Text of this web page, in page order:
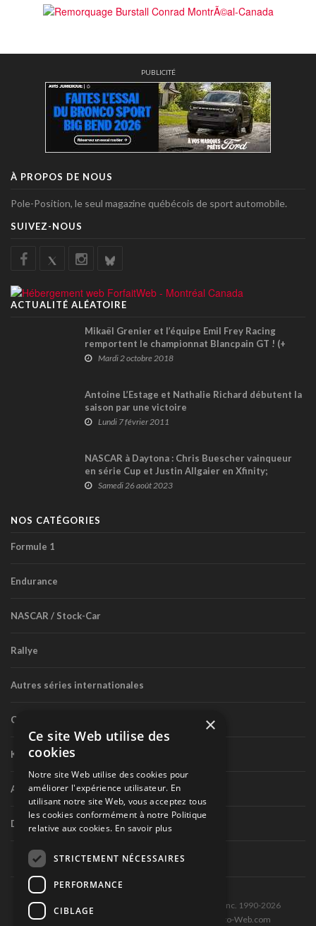
PUBLICITÉ
À PROPOS DE NOUS
Pole-Position, le seul magazine québécois de sport automobile.
SUIVEZ-NOUS
ACTUALITÉ ALÉATOIRE
Mikaël Grenier et l’équipe Emil Frey Racing
remportent le championnat Blancpain GT ! (+
vidéo)Mardi 2 octobre 2018
Antoine L’Estage et Nathalie Richard débutent la
saison par une victoire
Lundi 7 février 2011
NASCAR à Daytona : Chris Buescher vainqueur
en série Cup et Justin Allgaier en Xfinity;
abandon pour Alex Guénette (+ vidéos)
Samedi 26 août 2023
NOS CATÉGORIES
Formule 1
Endurance
NASCAR / Stock-Car
Rallye
Autres séries internationales
Circuit routier canadien
Karting
Autres séries nationales
Divers
Tous droits réservés © Les Éditions Pole-Position inc. 1990-2026
Ce site est produit et hébergé par Montréal-Photo-Web.com
×
Ce site Web utilise des
cookies
Notre site Web utilise des cookies pour
améliorer l'expérience utilisateur. En
utilisant notre site Web, vous acceptez tous
les cookies conformément à notre Politique
relative aux cookies. En savoir plus
STRICTEMENT NÉCESSAIRES
PERFORMANCE
CIBLAGE